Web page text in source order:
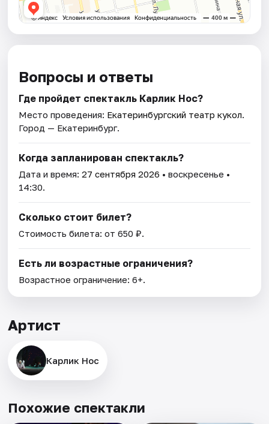
Вопросы и ответы
Где пройдет спектакль Карлик Нос?
Место проведения: Екатеринбургский театр кукол.
Город — Екатеринбург.
Когда запланирован спектакль?
Дата и время:27 сентября 2026 • воскресенье •
14:30.
Сколько стоит билет?
Стоимость билета: от 650 ₽.
Есть ли возрастные ограничения?
Возрастное ограничение: 6+.
Артист
Карлик Нос
Похожие спектакли